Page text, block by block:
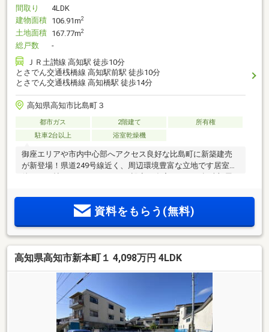
間取り
4LDK
建物面積 106.91m2
土地面積 167.77m2
総戸数
-
ＪＲ土讃線 高知駅 徒歩10分
とさでん交通桟橋線 高知駅前駅 徒歩10分
とさでん交通桟橋線 高知橋駅 徒歩14分
高知県高知市比島町３
都市ガス 2階建て
所有権
駐車2台以上
浴室乾燥機
御座エリアや市内中心部へアクセス良好な比島町に新築建売
が新登場！県道249号線近く、周辺環境豊富な立地です居室の
資料をもらう(無料)
高知県高知市新本町１ 4,098万円 4LDK